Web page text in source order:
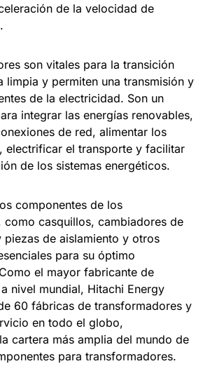
de la velocidad de
son vitales para la transición
limpia y permiten una transmisión y
de la electricidad. Son un
integrar las energías renovables,
de red, alimentar los
electrificar el transporte y facilitar
de los sistemas energéticos.
componentes de los
como casquillos, cambiadores de
piezas de aislamiento y otros
para su óptimo
el mayor fabricante de
nivel mundial, Hitachi Energy
60 fábricas de transformadores y
en todo el globo,
cartera más amplia del mundo de
para transformadores.